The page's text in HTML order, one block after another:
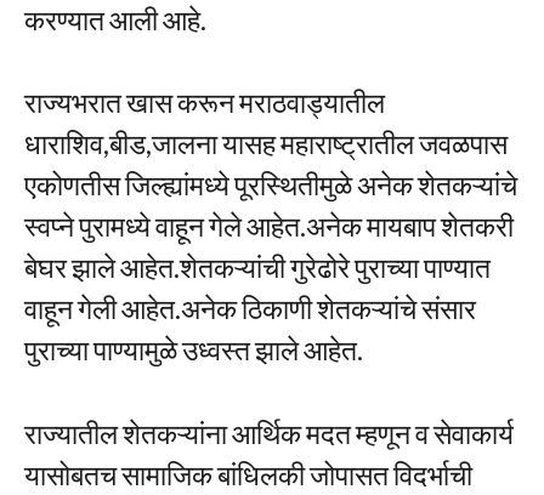
करण्यात आली आहे.
राज्यभरात खास करून मराठवाड्यातील
धाराशिव,बीड,जालना यासह महाराष्ट्रातील जवळपास
एकोणतीस जिल्ह्यांमध्ये पूरस्थितीमुळे अनेक शेतकऱ्यांचे
स्वप्ने पुरामध्ये वाहून गेले आहेत.अनेक मायबाप शेतकरी
बेघर झाले आहेत.शेतकऱ्यांची गुरेढोरे पुराच्या पाण्यात
वाहून गेली आहेत.अनेक ठिकाणी शेतकऱ्यांचे संसार
पुराच्या पाण्यामुळे उध्वस्त झाले आहेत.
राज्यातील शेतकऱ्यांना आर्थिक मदत म्हणून व सेवाकार्य
यासोबतच सामाजिक बांधिलकी जोपासत विदर्भाची